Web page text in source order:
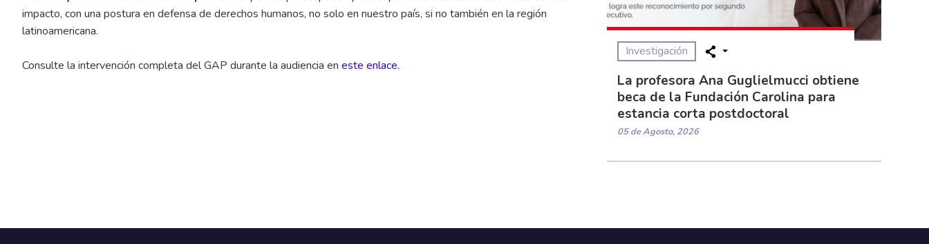
impacto, con una postura en defensa de derechos humanos, no solo en nuestro país, si no también en la región
latinoamericana.
Consulte la intervención completa del GAP durante la audiencia en este enlace.
Investigación
La profesora Ana Guglielmucci obtiene
beca de la Fundación Carolina para
estancia corta postdoctoral
05 de Agosto, 2026